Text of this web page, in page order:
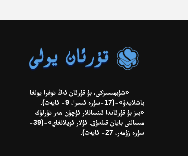
«شۈبھىسىزكى، بۇ قۇرئان ئەڭ توغرا يولغا
باشلايدۇ»-(17-سۈرە ئىسرا، 9- ئايەت).
«بىز بۇ قۇرئاندا ئىنسانلار ئۈچۈن ھەر تۈرلۈك
مىسالنى بايان قىلدۇق. ئۇلار ئويلانغاي»-(39-
سۈرە زۇمەر، 27- ئايەت).